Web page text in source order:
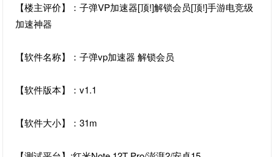
【楼主评价】：子弹VP加速器[顶!]解锁会员[顶!]手游电竞级
加速神器
【软件名称】：子弹vp加速器 解锁会员
【软件版本】：v1.1
【软件大小】：31m